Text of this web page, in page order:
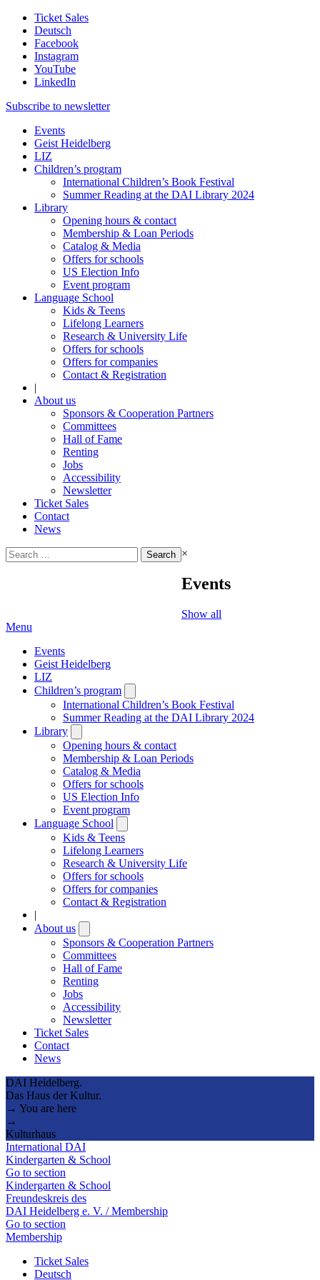
Ticket Sales
Deutsch
Facebook
Instagram
YouTube
LinkedIn
Subscribe to newsletter
Events
Geist Heidelberg
LIZ
Children’s program
International Children’s Book Festival
Summer Reading at the DAI Library 2024
Library
Opening hours & contact
Membership & Loan Periods
Catalog & Media
Offers for schools
US Election Info
Event program
Language School
Kids & Teens
Lifelong Learners
Research & University Life
Offers for schools
Offers for companies
Contact & Registration
|
About us
Sponsors & Cooperation Partners
Committees
Hall of Fame
Renting
Jobs
Accessibility
Newsletter
Ticket Sales
Contact
News
Search
for:
×
Events
Show all
Menu
Events
Geist Heidelberg
LIZ
Children’s program
submenu
International Children’s Book Festival
Summer Reading at the DAI Library 2024
Library
submenu
Opening hours & contact
Membership & Loan Periods
Catalog & Media
Offers for schools
US Election Info
Event program
Language School
submenu
Kids & Teens
Lifelong Learners
Research & University Life
Offers for schools
Offers for companies
Contact & Registration
|
About us
submenu
Sponsors & Cooperation Partners
Committees
Hall of Fame
Renting
Jobs
Accessibility
Newsletter
Ticket Sales
Contact
News
DAI Heidelberg.
Das Haus der Kultur.
→ You are here
→
Kulturhaus
International DAI
Kindergarten & School
Go to section
Kindergarten & School
Freundeskreis des
DAI Heidelberg e. V. / Membership
Go to section
Membership
Ticket Sales
Deutsch